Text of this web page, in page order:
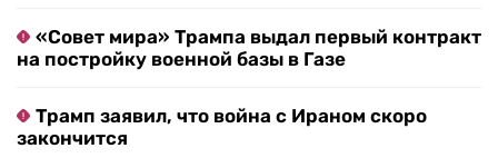
«Совет мира» Трампа выдал первый контракт
на постройку военной базы в Газе
Трамп заявил, что война с Ираном скоро
закончится